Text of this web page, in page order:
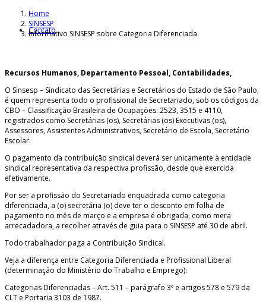
Contato
Home
SINSESP
Informativo SINSESP sobre Categoria Diferenciada
Recursos Humanos, Departamento Pessoal, Contabilidades,
O Sinsesp – Sindicato das Secretárias e Secretários do Estado de São Paulo,
é quem representa todo o profissional de Secretariado, sob os códigos da
CBO – Classificação Brasileira de Ocupações: 2523, 3515 e 4110,
registrados como Secretárias (os), Secretárias (os) Executivas (os),
Assessores, Assistentes Administrativos, Secretário de Escola, Secretário
Escolar.
O pagamento da contribuição sindical deverá ser unicamente à entidade
sindical representativa da respectiva profissão, desde que exercida
efetivamente.
Por ser a profissão do Secretariado enquadrada como categoria
diferenciada, a (o) secretária (o) deve ter o desconto em folha de
pagamento no mês de março e a empresa é obrigada, como mera
arrecadadora, a recolher através de guia para o SINSESP até 30 de abril.
Todo trabalhador paga a Contribuição Sindical.
Veja a diferença entre Categoria Diferenciada e Profissional Liberal
(determinação do Ministério do Trabalho e Emprego):
Categorias Diferenciadas – Art. 511 – parágrafo 3º e artigos 578 e 579 da
CLT e Portaria 3103 de 1987.